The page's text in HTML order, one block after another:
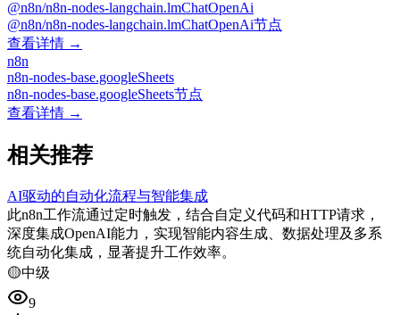
@n8n/n8n-nodes-langchain.lmChatOpenAi
@n8n/n8n-nodes-langchain.lmChatOpenAi节点
查看详情 →
n8n
n8n-nodes-base.googleSheets
n8n-nodes-base.googleSheets节点
查看详情 →
相关推荐
AI驱动的自动化流程与智能集成
此n8n工作流通过定时触发，结合自定义代码和HTTP请求，
深度集成OpenAI能力，实现智能内容生成、数据处理及多系
统自动化集成，显著提升工作效率。
🟡中级
9